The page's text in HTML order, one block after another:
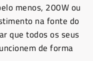
menos, 200W ou
na fonte do
que todos os seus
de forma